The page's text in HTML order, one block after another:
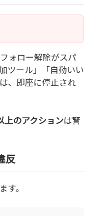
ォロー解除がスパ
ツール」「自動いい
、即座に停止され
上のアクションは警
反
。